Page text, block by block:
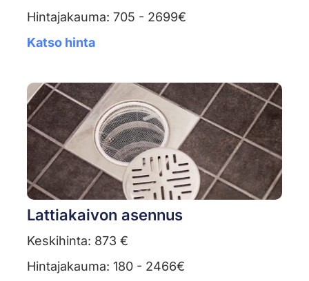
Hintajakauma: 705 - 2699€
Katso hinta
Lattiakaivon asennus
Keskihinta: 873 €
Hintajakauma: 180 - 2466€